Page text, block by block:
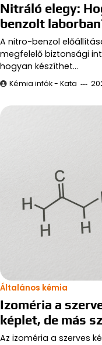
Nitráló elegy:
benzolt
A nitro-benzol
megfelelő biztonsági
hogyan készíthet…
Kémia infók - Kata
Általános kémia
Izoméria a
képlet, de más
Az izoméria a szerves